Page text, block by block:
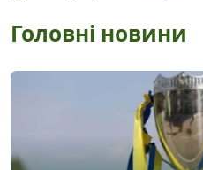
Головні новини